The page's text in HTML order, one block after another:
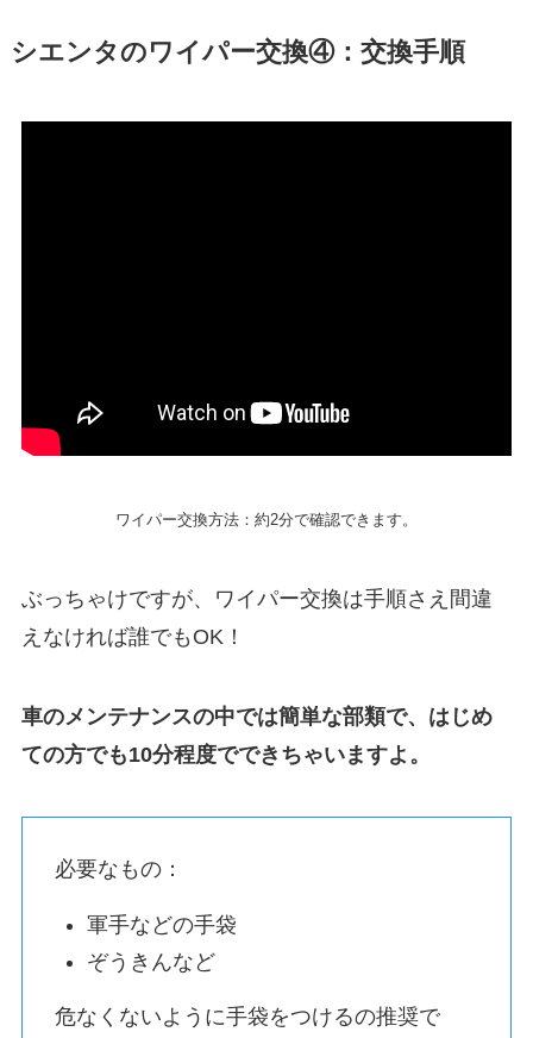
シエンタ のワイパー交換④：交換手順
ワイパー交換方法：約2分で確認できます。
ぶっちゃけですが、ワイパー交換は手順さえ間違
えなければ誰でもOK！
車のメンテナンスの中では簡単な部類で、はじめ
ての方でも10分程度でできちゃいますよ。
必要なもの：
軍手などの手袋
ぞうきんなど
危なくないように手袋をつけるの推奨で